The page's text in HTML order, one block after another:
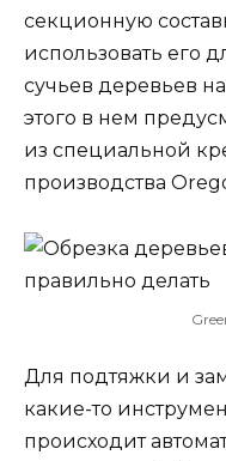
секционную
использовать его
сучьев деревьев
этого в нем
из специальной
производства
Для подтяжки и
какие-то
происходит